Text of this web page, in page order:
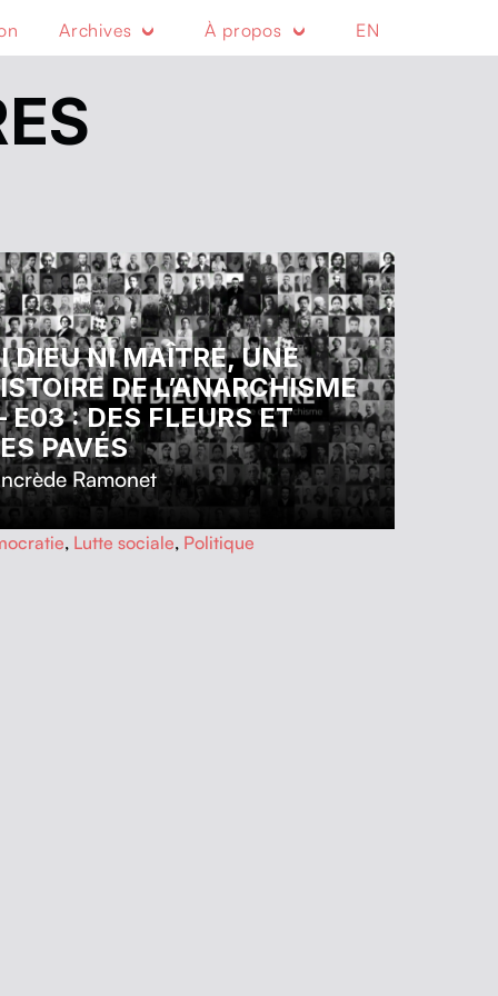
Archives À propos EN
DIEU NI MAÎTRE, UNE
DE L’ANARCHISME
: DES FLEURS ET
PAVÉS
Ramonet
, Lutte sociale, Politique